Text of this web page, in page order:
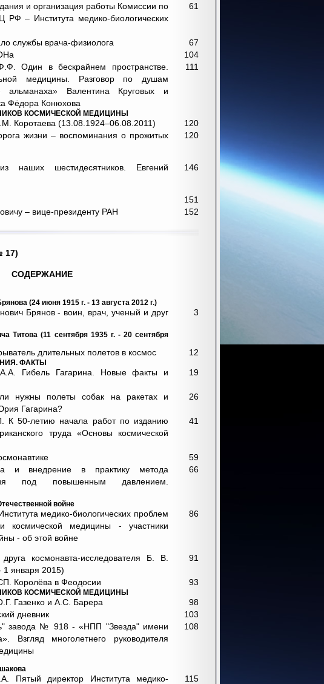
и организация работы Комиссии по
РФ – Института медико-биологических
61
службы врача-физиолога
67
104
Один в бескрайнем пространстве.
медицины. Разговор по душам
альманаха» Валентина Круговых и
Фёдора Конюхова
111
КОСМИЧЕСКОЙ МЕДИЦИНЫ
Коротаева (13.08.1924–06.08.2011)
120
жизни – воспоминания о прожитых
120
наших шестидесятников. Евгений
146
151
– вице-президенту РАН
152
17)
СОДЕРЖАНИЕ
(24 июня 1915 г. - 13 августа 2012 г.)
Брянов - воин, врач, ученый и друг
3
Титова (11 сентября 1935 г. - 20 сентября
длительных полетов в космос 12
ФАКТЫ
Гибель Гагарина. Новые факты и
19
нужны полеты собак на ракетах и
Гагарина?
26
К 50-летию начала работ по изданию
труда «Основы космической
41
59
и внедрение в практику метода
под повышенным давлением.
66
войне
медико-биологических проблем
медицины - участники
- об этой войне
86
космонавта-исследователя Б. В.
1 января 2015)
91
Королёва в Феодосии 93
КОСМИЧЕСКОЙ МЕДИЦИНЫ
Газенко и А.С. Барера
98
дневник
103
завода № 918 - «НПП "Звезда" имени
Взгляд многолетнего руководителя
108
Пятый директор Института медико- 115